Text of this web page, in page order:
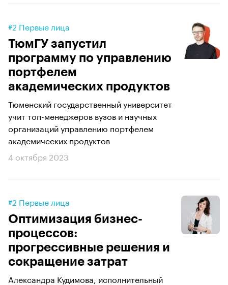
#2 Первые лица
ТюмГУ запустил
программу по управлению
портфелем
академических продуктов
Тюменский государственный университет
учит топ-менеджеров вузов и научных
организаций управлению портфелем
академических продуктов
4 октября 2023
#2 Первые лица
Оптимизация бизнес-
процессов:
прогрессивные решения и
сокращение затрат
Александра Кудимова, исполнительный